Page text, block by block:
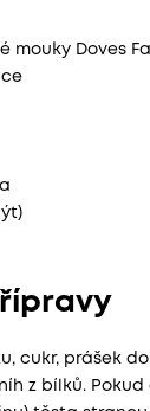
mouky Doves
cukr, prášek
z bílků.